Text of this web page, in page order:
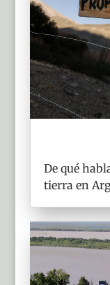
De qué
tierra en